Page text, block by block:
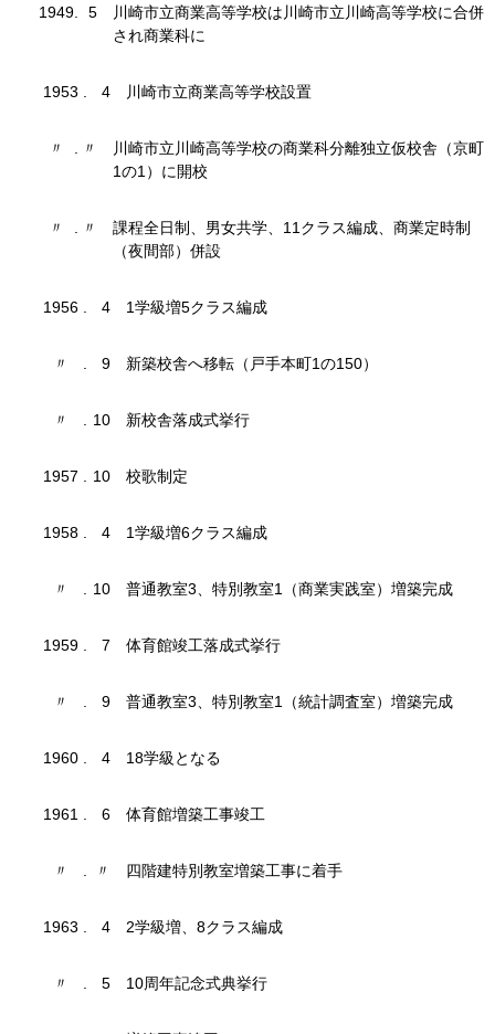
1949 5
川崎市立商業高等学校は川崎市立川崎高等学校に合併
され商業科に
1953 4 川崎市立商業高等学校設置
〃 〃
川崎市立川崎高等学校の商業科分離独立仮校舎（京町
1の1）に開校
〃 〃
課程全日制、男女共学、11クラス編成、商業定時制
（夜間部）併設
1956 4 1学級増5クラス編成
〃 9 新築校舎へ移転（戸手本町1の150）
〃 10 新校舎落成式挙行
1957 10 校歌制定
1958 4 1学級増6クラス編成
〃 10 普通教室3、特別教室1（商業実践室）増築完成
1959 7 体育館竣工落成式挙行
〃 9 普通教室3、特別教室1（統計調査室）増築完成
1960 4 18学級となる
1961 6 体育館増築工事竣工
〃 〃 四階建特別教室増築工事に着手
1963 4 2学級増、8クラス編成
〃 5 10周年記念式典挙行